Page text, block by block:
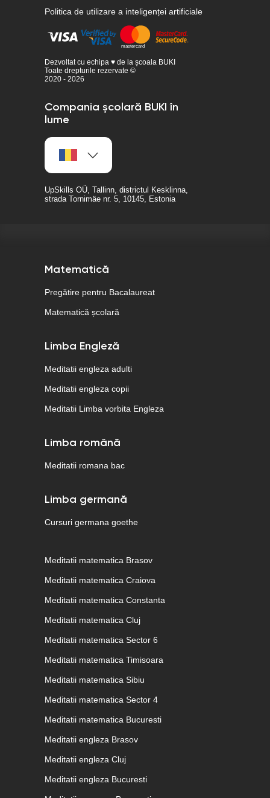
Politica de utilizare a inteligenței artificiale
Dezvoltat cu echipa ♥ de la școala BUKI
Toate drepturile rezervate ©
2020 - 2026
Compania școlară BUKI în
lume
UpSkills OÜ, Tallinn, districtul Kesklinna,
strada Tornimäe nr. 5, 10145, Estonia
Matematică
Pregătire pentru Bacalaureat
Matematică școlară
Limba Engleză
Meditatii engleza adulti
Meditatii engleza copii
Meditatii Limba vorbita Engleza
Limba română
Meditatii romana bac
Limba germană
Cursuri germana goethe
Meditatii matematica Brasov
Meditatii matematica Craiova
Meditatii matematica Constanta
Meditatii matematica Cluj
Meditatii matematica Sector 6
Meditatii matematica Timisoara
Meditatii matematica Sibiu
Meditatii matematica Sector 4
Meditatii matematica Bucuresti
Meditatii engleza Brasov
Meditatii engleza Cluj
Meditatii engleza Bucuresti